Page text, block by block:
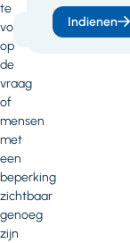
te
voeren
op
de
vraag
of
mensen
met
een
beperking
zichtbaar
genoeg
zijn
Kwaliteit
Indienen